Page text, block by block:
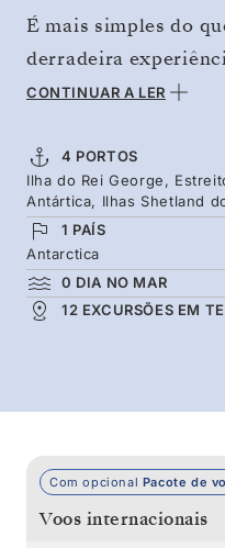
É mais simples do
derradeira
Antártida. Os voos
para os hóspedes
travessia por mar.
medida que as aves
Antártica, os
ninhos e as focas
aventura única no
explorar.
CONTINUAR A LER
4 PORTOS
Ilha do Rei George,
Antártica, Ilhas Shetland
1 PAÍS
Antarctica
0 DIA NO MAR
12 EXCURSÕES EM
Com opcional Pacote de
Voos internacionais